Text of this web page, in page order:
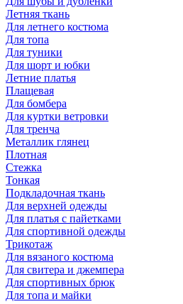
Летняя ткань
Для летнего костюма
Для топа
Для туники
Для шорт и юбки
Летние платья
Плащевая
Для бомбера
Для куртки ветровки
Для тренча
Металлик глянец
Плотная
Стежка
Тонкая
Подкладочная ткань
Для верхней одежды
Для платья с пайетками
Для спортивной одежды
Трикотаж
Для вязаного костюма
Для свитера и джемпера
Для спортивных брюк
Для топа и майки